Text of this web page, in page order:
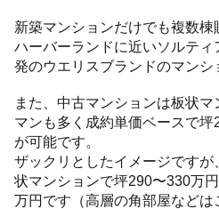
新築マンションだけでも複数
ハーバーランドに近いソルテ
発のウエリスブランドのマンシ
また、中古マンションは板状
マンも多く成約単価ベースで
が可能です。
ザックリとしたイメージです
状マンションで坪290〜330万
万円です（高層の角部屋など